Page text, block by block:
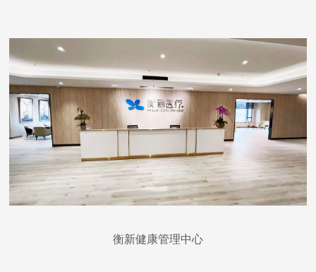
衡新健康管理中心